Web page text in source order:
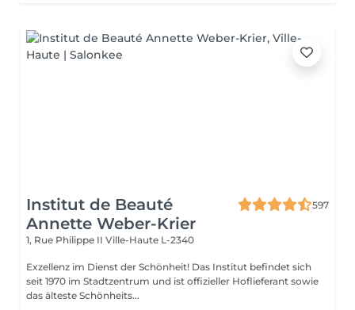
Institut de Beauté
Annette Weber-Krier
597
1, Rue Philippe II Ville-Haute L-2340
Exzellenz im Dienst der Schönheit! Das Institut befindet sich
seit 1970 im Stadtzentrum und ist offizieller Hoflieferant sowie
das älteste Schönheits...